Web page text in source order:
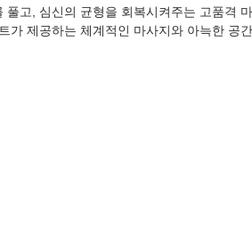
풀고, 심신의 균형을 회복시켜주는 고품격
가 제공하는 체계적인 마사지와 아늑한 공